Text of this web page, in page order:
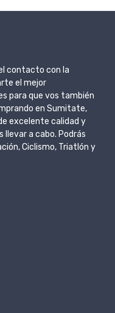
contacto con la
el mejor
para que vos también
en Sumitate,
excelente calidad y
llevar a cabo. Podrás
Ciclismo, Triatlón y